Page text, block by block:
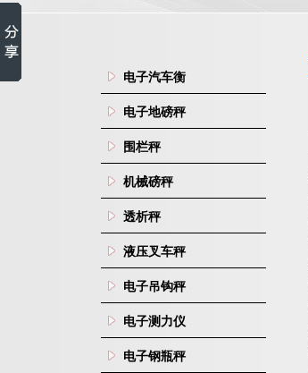
电子汽车衡
电子地磅秤
围栏秤
机械磅秤
透析秤
液压叉车秤
电子吊钩秤
电子测力仪
电子钢瓶秤